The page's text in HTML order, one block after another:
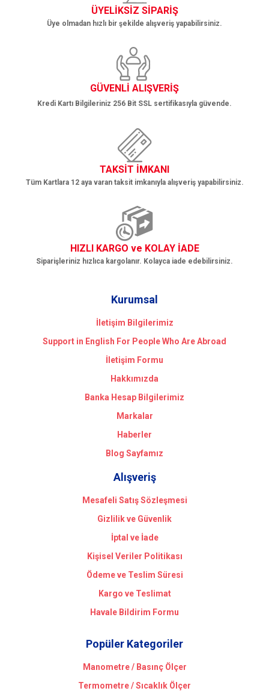
Gönder
ÜYELİKSİZ SİPARİŞ
Üye olmadan hızlı bir şekilde alışveriş yapabilirsiniz.
GÜVENLİ ALIŞVERİŞ
Kredi Kartı Bilgileriniz 256 Bit SSL sertifikasıyla güvende.
TAKSİT İMKANI
Tüm Kartlara 12 aya varan taksit imkanıyla alışveriş yapabilirsiniz.
HIZLI KARGO ve KOLAY İADE
Siparişleriniz hızlıca kargolanır. Kolayca iade edebilirsiniz.
Kurumsal
İletişim Bilgilerimiz
Support in English For People Who Are Abroad
İletişim Formu
Hakkımızda
Banka Hesap Bilgilerimiz
Markalar
Haberler
Blog Sayfamız
Alışveriş
Mesafeli Satış Sözleşmesi
Gizlilik ve Güvenlik
İptal ve İade
Kişisel Veriler Politikası
Ödeme ve Teslim Süresi
Kargo ve Teslimat
Havale Bildirim Formu
Popüler Kategoriler
Manometre / Basınç Ölçer
Termometre / Sıcaklık Ölçer